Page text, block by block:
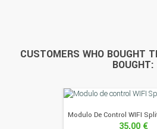
CUSTOMERS WHO BOUGHT
BOUGHT:
Modulo De Control WIFI
35,00 €